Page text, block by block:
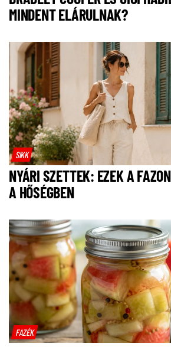
MINDENT ELÁRULNAK?
SIKK
NYÁRI SZETTEK: EZEK A
A HŐSÉGBEN
FAZÉK